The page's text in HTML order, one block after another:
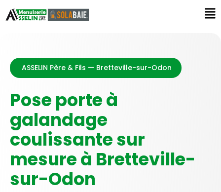
ASSELIN Père & Fils — Bretteville-sur-Odon
Pose porte à
galandage
coulissante sur
mesure à Bretteville-
sur-Odon